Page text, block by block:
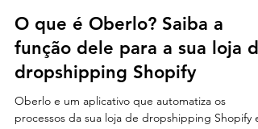
Rodrigo Bernardes
27 de jul. de 2020
3 min de leitura
O que é Oberlo? Saiba a
função dele para a sua loja de